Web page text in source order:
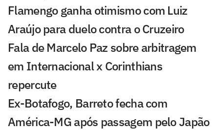
Flamengo ganha otimismo com Luiz
Araújo para duelo contra o Cruzeiro
Fala de Marcelo Paz sobre arbitragem
em Internacional x Corinthians
repercute
Ex-Botafogo, Barreto fecha com
América-MG após passagem pelo Japão